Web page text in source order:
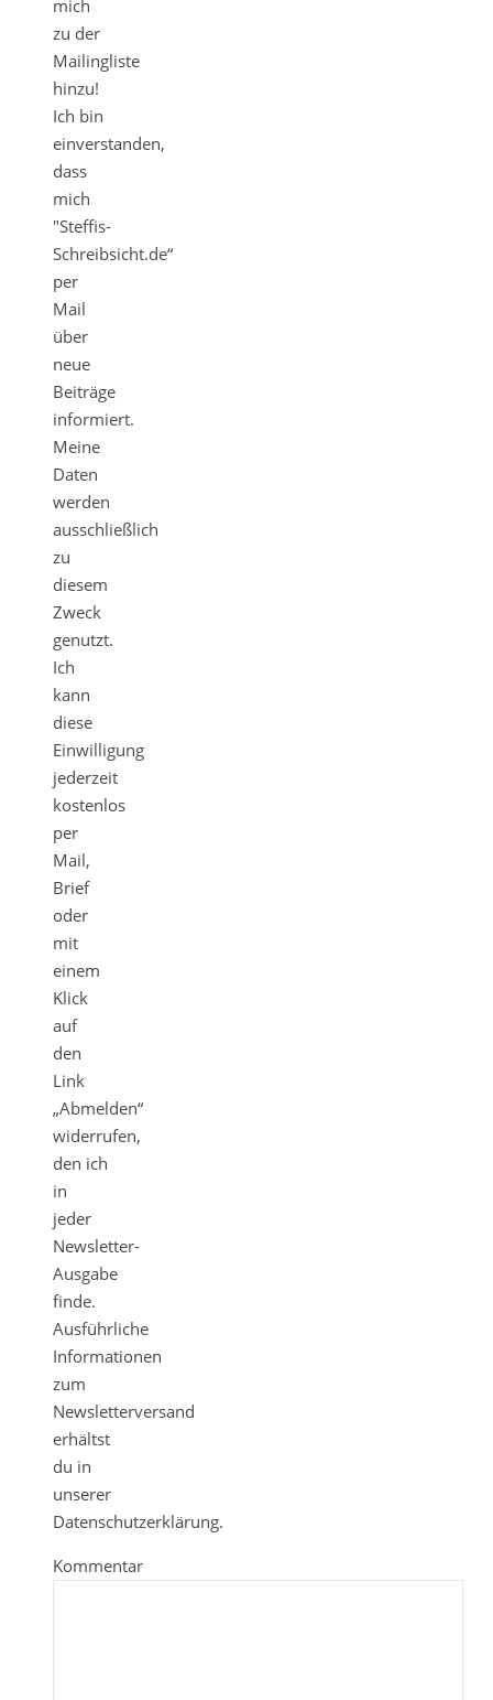
mich
zu der
Mailingliste
hinzu!
Ich bin
einverstanden,
dass
mich
"Steffis-
Schreibsicht.de“
per
Mail
über
neue
Beiträge
informiert.
Meine
Daten
werden
ausschließlich
zu
diesem
Zweck
genutzt.
Ich
kann
diese
Einwilligung
jederzeit
kostenlos
per
Mail,
Brief
oder
mit
einem
Klick
auf
den
Link
„Abmelden“
widerrufen,
den ich
in
jeder
Newsletter-
Ausgabe
finde.
Ausführliche
Informationen
zum
Newsletterversand
erhältst
du in
unserer
Datenschutzerklärung.
Kommentar